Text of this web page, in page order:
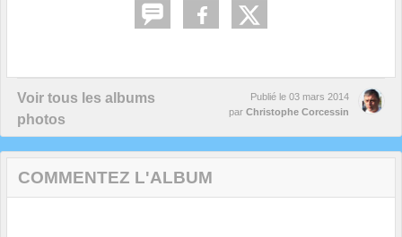
Voir tous les albums
photos
Publié le 03 mars 2014
par Christophe Corcessin
COMMENTEZ L'ALBUM